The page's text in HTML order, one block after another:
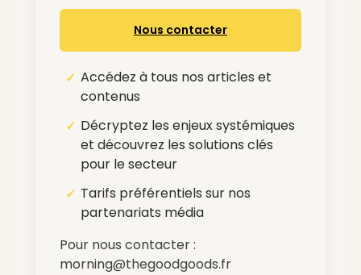
Nous contacter
Accédez à tous nos articles et
contenus
Décryptez les enjeux systémiques
et découvrez les solutions clés
pour le secteur
Tarifs préférentiels sur nos
partenariats média
Pour nous contacter :
morning@thegoodgoods.fr